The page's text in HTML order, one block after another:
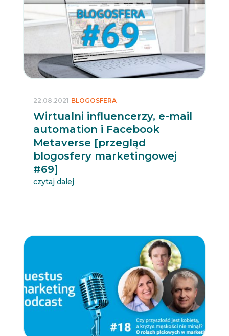
Wirtualni influencerzy, e-mail
automation i Facebook
Metaverse [przegląd
blogosfery marketingowej
#69]
22.08.2021 BLOGOSFERA
czytaj dalej